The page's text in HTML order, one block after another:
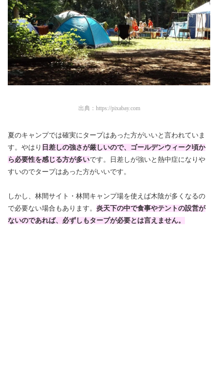
出典： https://pixabay.com
夏のキャンプでは確実にタープはあった方がいいと言われていま
す。やはり 日差しの強さが厳しいので、ゴールデンウィーク頃か
ら必要性を感じる方が多いです。日差しが強いと熱中症になりや
すいのでタープはあった方がいいです。
しかし、林間サイト・林間キャンプ場を使えば木陰が多くなるの
で必要ない場合もあります。 炎天下の中で食事やテントの設営が
ないのであれば、必ずしもタープが必要とは言えません。